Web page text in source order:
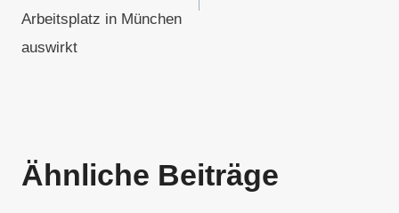
Arbeitsplatz in München
auswirkt
Ähnliche Beiträge